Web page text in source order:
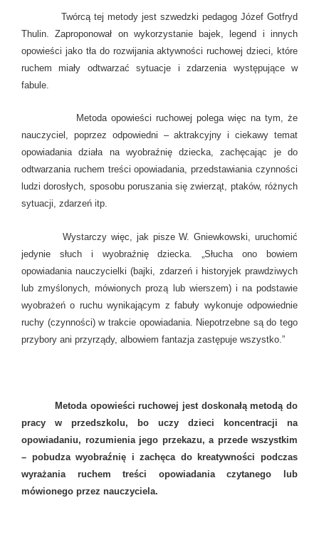
Twórcą tej metody jest szwedzki pedagog Józef Gotfryd
Thulin. Zaproponował on wykorzystanie bajek, legend i innych
opowieści jako tła do rozwijania aktywności ruchowej dzieci, które
ruchem miały odtwarzać sytuacje i zdarzenia występujące w
fabule.
Metoda opowieści ruchowej polega więc na tym, że
nauczyciel, poprzez odpowiedni – aktrakcyjny i ciekawy temat
opowiadania działa na wyobraźnię dziecka, zachęcając je do
odtwarzania ruchem treści opowiadania, przedstawiania czynności
ludzi dorosłych, sposobu poruszania się zwierząt, ptaków, różnych
sytuacji, zdarzeń itp.
Wystarczy więc, jak pisze W. Gniewkowski, uruchomić
jedynie słuch i wyobraźnię dziecka . „Słucha ono bowiem
opowiadania nauczycielki (bajki, zdarzeń i historyjek prawdziwych
lub zmyślonych, mówionych prozą lub wierszem) i na podstawie
wyobrażeń o ruchu wynikającym z fabuły wykonuje odpowiednie
ruchy (czynności) w trakcie opowiadania. Niepotrzebne są do tego
przybory ani przyrządy, albowiem fantazja zastępuje wszystko.”
Metoda opowieści ruchowej jest doskonałą metodą do
pracy w przedszkolu, bo uczy dzieci koncentracji na
opowiadaniu, rozumienia jego przekazu, a przede wszystkim
– pobudza wyobraźnię i zachęca do kreatywności podczas
wyrażania ruchem treści opowiadania czytanego lub
mówionego przez nauczyciela.